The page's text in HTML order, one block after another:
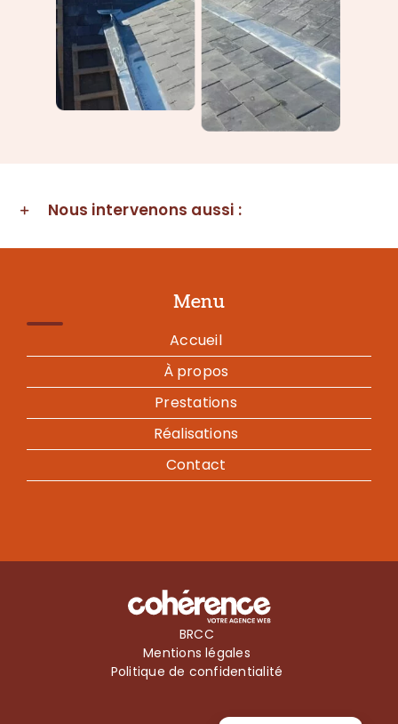
Nous intervenons aussi :
Menu
Accueil
À propos
Prestations
Réalisations
Contact
BRCC
Mentions légales
Politique de confidentialité